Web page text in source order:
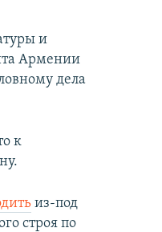
и
Армении
дела
к
​из-под
строя по